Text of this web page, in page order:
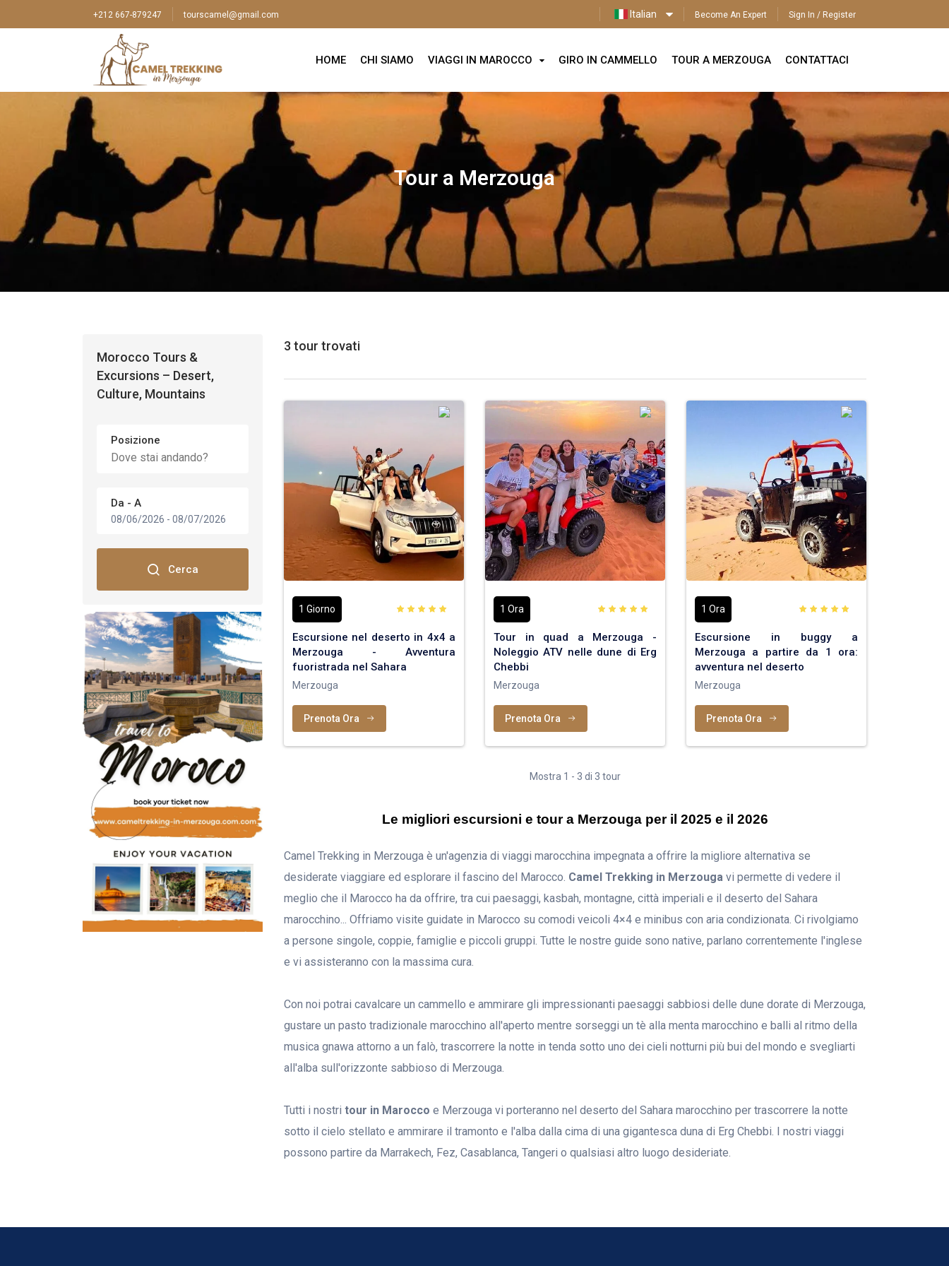
+212 667-879247 tourscamel@gmail.com Italian Become An Expert Sign In / Register
HOME CHI SIAMO VIAGGI IN MAROCCO GIRO IN CAMMELLO TOUR A MERZOUGA CONTATTACI
ITALIAN
Tour a Merzouga
Morocco Tours &
Excursions – Desert,
Culture, Mountains
Posizione
Da - A
08/06/2026 - 08/07/2026
Cerca
3 tour trovati
1 Giorno
Escursione nel deserto in 4x4 a
Merzouga - Avventura
fuoristrada nel Sahara
Merzouga
Prenota Ora
1 Ora
Tour in quad a Merzouga -
Noleggio ATV nelle dune di Erg
Chebbi
Merzouga
Prenota Ora
1 Ora
Escursione in buggy a
Merzouga a partire da 1 ora:
avventura nel deserto
Merzouga
Prenota Ora
Mostra 1 - 3 di 3 tour
Le migliori escursioni e tour a Merzouga per il 2025 e il 2026
Camel Trekking in Merzouga è un'agenzia di viaggi marocchina impegnata a offrire la migliore alternativa se
desiderate viaggiare ed esplorare il fascino del Marocco. Camel Trekking in Merzouga vi permette di vedere il
meglio che il Marocco ha da offrire, tra cui paesaggi, kasbah, montagne, città imperiali e il deserto del Sahara
marocchino... Offriamo visite guidate in Marocco su comodi veicoli 4×4 e minibus con aria condizionata. Ci rivolgiamo
a persone singole, coppie, famiglie e piccoli gruppi. Tutte le nostre guide sono native, parlano correntemente l'inglese
e vi assisteranno con la massima cura.
Con noi potrai cavalcare un cammello e ammirare gli impressionanti paesaggi sabbiosi delle dune dorate di Merzouga,
gustare un pasto tradizionale marocchino all'aperto mentre sorseggi un tè alla menta marocchino e balli al ritmo della
musica gnawa attorno a un falò, trascorrere la notte in tenda sotto uno dei cieli notturni più bui del mondo e svegliarti
all'alba sull'orizzonte sabbioso di Merzouga.
Tutti i nostri tour in Marocco e Merzouga vi porteranno nel deserto del Sahara marocchino per trascorrere la notte
sotto il cielo stellato e ammirare il tramonto e l'alba dalla cima di una gigantesca duna di Erg Chebbi. I nostri viaggi
possono partire da Marrakech, Fez, Casablanca, Tangeri o qualsiasi altro luogo desideriate.